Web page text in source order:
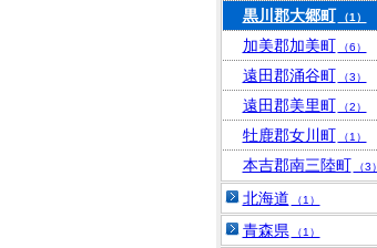
黒川郡大郷町 （1）
加美郡加美町 （6）
遠田郡涌谷町 （3）
遠田郡美里町 （2）
牡鹿郡女川町 （1）
本吉郡南三陸町 （3）
北海道 （1）
青森県 （1）